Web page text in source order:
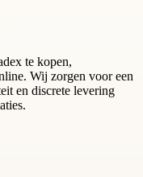
te kopen,
Wij zorgen voor een
en discrete levering